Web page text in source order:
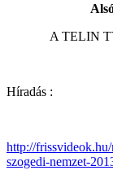
A TELIN
Híradás :
http://
szogedi-nemzet-